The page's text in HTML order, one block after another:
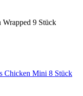
9 Stück